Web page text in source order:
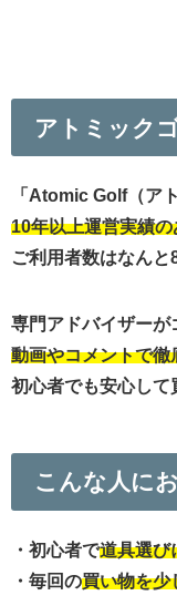
アトミック
「Atomic Golf（ア
10年以上運営実績
ご利用者数はなんと
専門アドバイザーが
動画やコメントで徹
初心者でも安心して
こんな人に
・初心者で道具選び
・毎回の買い物を少